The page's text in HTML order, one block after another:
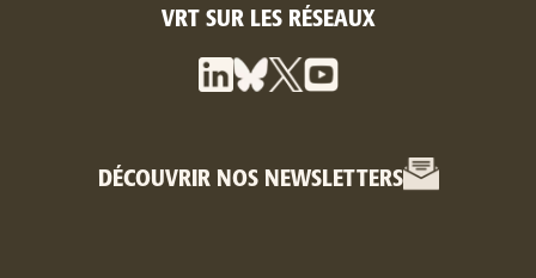
VRT SUR LES RÉSEAUX
DÉCOUVRIR NOS NEWSLETTERS